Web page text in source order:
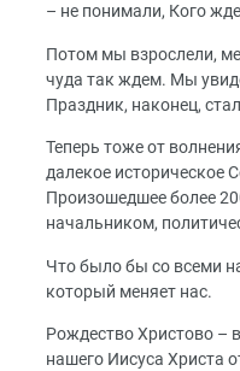
– не понимали, Кого
Потом мы взрослели,
чуда так ждем. Мы
Праздник, наконец,
Теперь тоже от
далекое историческое
Произошедшее более
начальником,
Что было бы со всеми
который меняет нас.
Рождество Христово –
нашего Иисуса Христа